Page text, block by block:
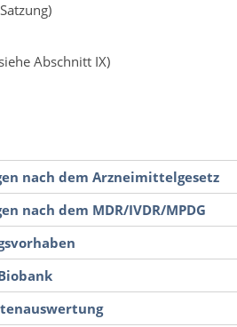
Abschnitt IX)
nach dem Arzneimittelgesetz
nach dem MDR/IVDR/MPDG